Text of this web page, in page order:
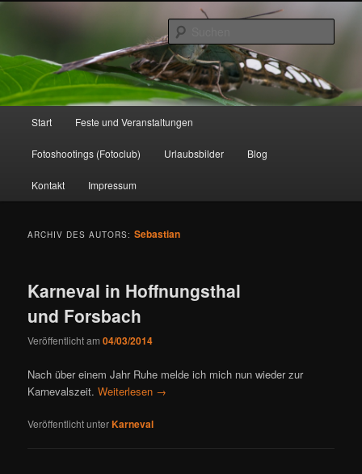
Zum
Zum
wechseln
Start Feste und Veranstaltungen
Fotoshootings (Fotoclub) Urlaubsbilder Blog
Kontakt Impressum
ARCHIV DES AUTORS:Sebastian
Karneval in Hoffnungsthal
und Forsbach
Veröffentlicht am04/03/2014
Nach über einem Jahr Ruhe melde ich mich nun wieder zur
Karnevalszeit.Weiterlesen →
Veröffentlicht unterKarneval